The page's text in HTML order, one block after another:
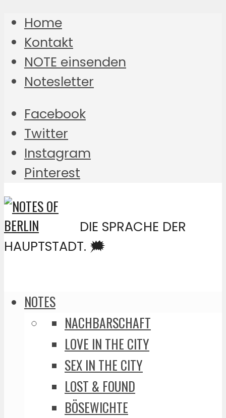
Home
Kontakt
NOTE einsenden
Notesletter
Facebook
Twitter
Instagram
Pinterest
DIE SPRACHE DER
HAUPTSTADT. 🗯️
NOTES
NACHBARSCHAFT
LOVE IN THE CITY
SEX IN THE CITY
LOST & FOUND
BÖSEWICHTE